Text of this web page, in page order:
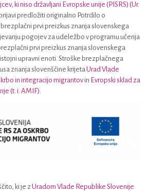
ki niso državljani Evropske unije (PISRS) (Ur.
predložiti originalno Potrdilo o
prvi preizkus znanja slovenskega
pogojev za udeležbo v programu učenja
prvi preizkus znanja slovenskega
upravni enoti. Stroške brezplačnega
znanja slovenščine krijetaUrad Vlade
in integracijo migrantovin Evropski sklad za
(t. i. AMIF).
ki je z Uradom Vlade Republike Slovenije